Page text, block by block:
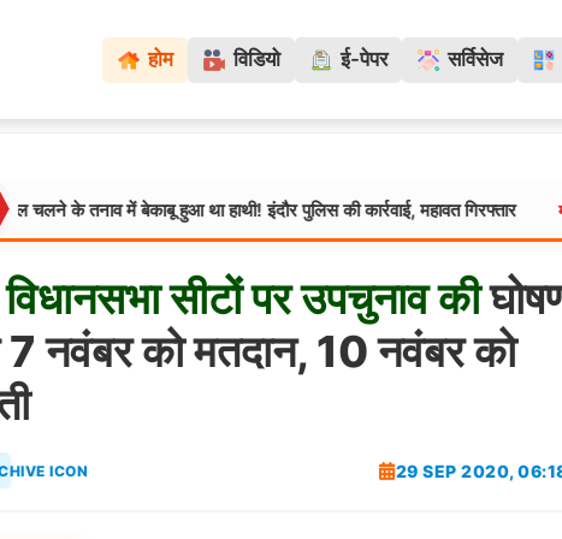
होम विडियो ई-पेपर सर्विसेज
बेकाबू हुआ था हाथी! इंदौर पुलिस की कार्रवाई, महावत गिरफ्तार मध्यप्रदेश:
विधानसभासीटोंपरउपचुनावकी
नवंबर को मतदान, 10 नवंबर को
29 SEP 2020,